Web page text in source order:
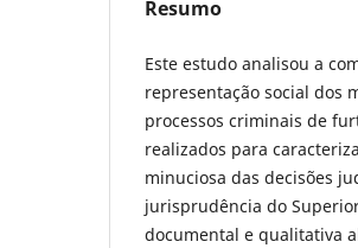
Resumo
Este estudo analisou a
representação social dos
processos criminais de
realizados para
minuciosa das decisões
jurisprudência do
documental e qualitativa